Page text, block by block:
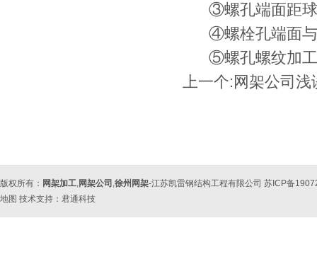
③螺孔端面距球
④螺栓孔端面与
⑤螺孔螺纹加工
上一个: 网架公司
版权所有： 网架加工,网架公司 ,徐州网架-江苏凯雷钢结构工程有限公司 苏ICP备
地图 技术支持： 君通科技